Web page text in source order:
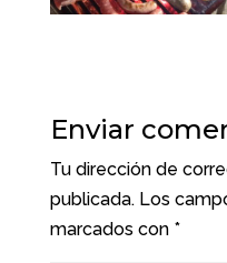
Enviar
Tu dirección de
publicada. Los
marcados con *